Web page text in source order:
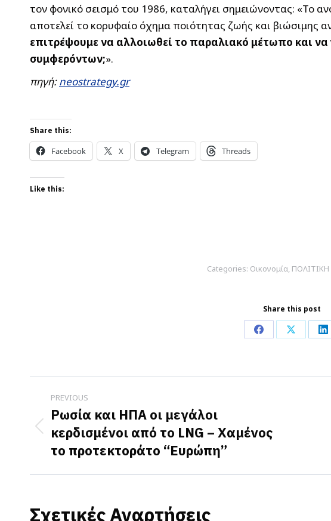
τον φονικό σεισμό του 1986, καταλήγει σημειώνοντας: «Το
αποτελεί το κορυφαίο όχημα ποιότητας ζωής και βιώσιμης
επιτρέψουμε να αλλοιωθεί το παραλιακό μέτωπο και να
συμφερόντων;».
πηγή:neostrategy.gr
Share this:
Facebook X Telegram Threads
Like this:
Categories: Οικονομία, ΠΟΛΙΤΙΚΗ
Share this post
Share
Facebook
Share
X
Post
navigation
PREVIOUS
Previous
post:
Ρωσία και ΗΠΑ οι μεγάλοι
κερδισμένοι από το LNG – Χαμένος
το προτεκτοράτο “Ευρώπη”
Σχετικές Αναρτήσεις